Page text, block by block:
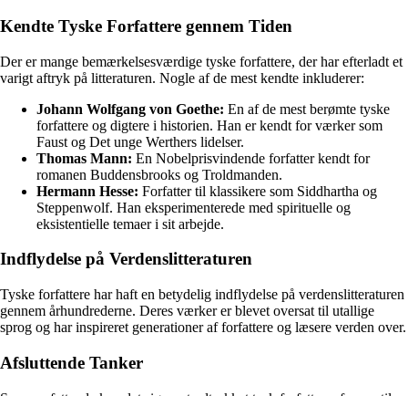
Kendte Tyske Forfattere gennem Tiden
Der er mange bemærkelsesværdige tyske forfattere, der har efterladt et
varigt aftryk på litteraturen. Nogle af de mest kendte inkluderer:
Johann Wolfgang von Goethe: En af de mest berømte tyske
forfattere og digtere i historien. Han er kendt for værker som
Faust og Det unge Werthers lidelser.
Thomas Mann: En Nobelprisvindende forfatter kendt for
romanen Buddensbrooks og Troldmanden.
Hermann Hesse: Forfatter til klassikere som Siddhartha og
Steppenwolf. Han eksperimenterede med spirituelle og
eksistentielle temaer i sit arbejde.
Indflydelse på Verdenslitteraturen
Tyske forfattere har haft en betydelig indflydelse på verdenslitteraturen
gennem århundrederne. Deres værker er blevet oversat til utallige
sprog og har inspireret generationer af forfattere og læsere verden over.
Afsluttende Tanker